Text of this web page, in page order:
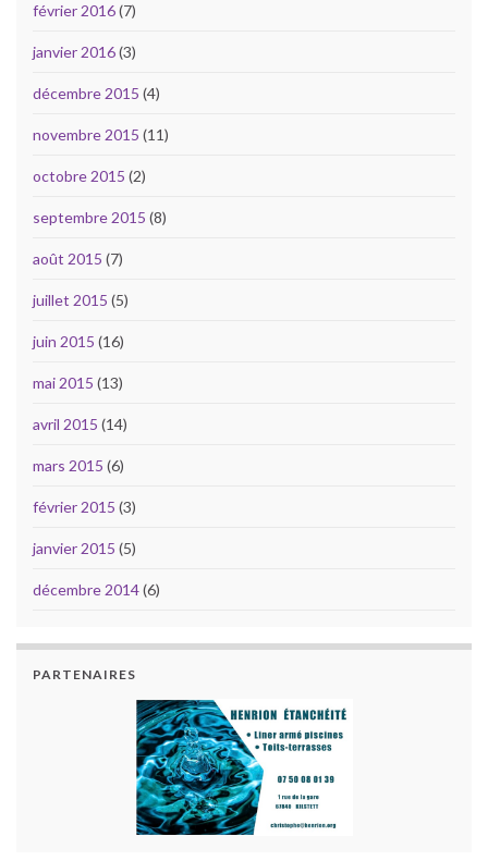
février 2016(7)
janvier 2016(3)
décembre 2015 (4)
novembre 2015 (11)
octobre 2015 (2)
septembre 2015 (8)
août 2015 (7)
juillet 2015 (5)
juin 2015 (16)
mai 2015 (13)
avril 2015 (14)
mars 2015 (6)
février 2015 (3)
janvier 2015 (5)
décembre 2014(6)
PARTENAIRES